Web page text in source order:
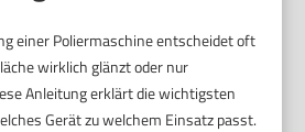
einer Poliermaschine entscheidet oft
wirklich glänzt oder nur
Anleitung erklärt die wichtigsten
Gerät zu welchem Einsatz passt.